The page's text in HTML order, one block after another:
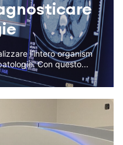
l’intero organism
Con questo...